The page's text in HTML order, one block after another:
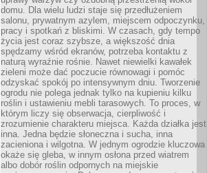
domu. Dla wielu ludzi staje się przedłużeniem
salonu, prywatnym azylem, miejscem odpoczynku,
pracy i spotkań z bliskimi. W czasach, gdy tempo
życia jest coraz szybsze, a większość dnia
spędzamy wśród ekranów, potrzeba kontaktu z
naturą wyraźnie rośnie. Nawet niewielki kawałek
zieleni może dać poczucie równowagi i pomóc
odzyskać spokój po intensywnym dniu. Tworzenie
ogrodu nie polega jednak tylko na kupieniu kilku
roślin i ustawieniu mebli tarasowych. To proces, w
którym liczy się obserwacja, cierpliwość i
zrozumienie charakteru miejsca. Każda działka jest
inna. Jedna będzie słoneczna i sucha, inna
zacieniona i wilgotna. W jednym ogrodzie kluczowa
okaże się gleba, w innym osłona przed wiatrem
albo dobór roślin odpornych na miejskie